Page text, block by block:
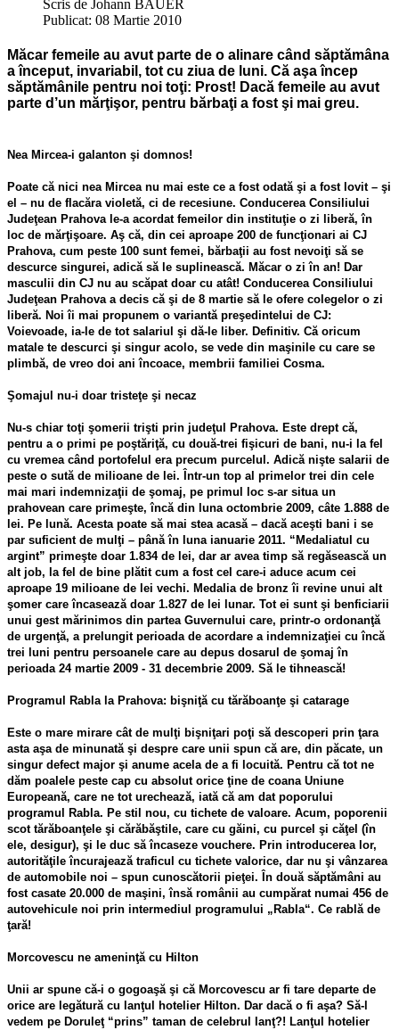
Scris de Johann BAUER
Publicat: 08 Martie 2010
Măcar femeile au avut parte de o alinare când săptămâna
a început, invariabil, tot cu ziua de luni. Că aşa încep
săptămânile pentru noi toţi: Prost! Dacă femeile au avut
parte d’un mărţişor, pentru bărbaţi a fost şi mai greu.
Nea Mircea-i galanton şi domnos!
Poate că nici nea Mircea nu mai este ce a fost odată şi a fost lovit – şi
el – nu de flacăra violetă, ci de recesiune. Conducerea Consiliului
Judeţean Prahova le-a acordat femeilor din instituţie o zi liberă, în
loc de mărţişoare. Aş că, din cei aproape 200 de funcţionari ai CJ
Prahova, cum peste 100 sunt femei, bărbaţii au fost nevoiţi să se
descurce singurei, adică să le suplinească. Măcar o zi în an! Dar
masculii din CJ nu au scăpat doar cu atât! Conducerea Consiliului
Judeţean Prahova a decis că şi de 8 martie să le ofere colegelor o zi
liberă. Noi îi mai propunem o variantă preşedintelui de CJ:
Voievoade, ia-le de tot salariul şi dă-le liber. Definitiv. Că oricum
matale te descurci şi singur acolo, se vede din maşinile cu care se
plimbă, de vreo doi ani încoace, membrii familiei Cosma.
Şomajul nu-i doar tristeţe şi necaz
Nu-s chiar toţi şomerii trişti prin judeţul Prahova. Este drept că,
pentru a o primi pe poştăriţă, cu două-trei fişicuri de bani, nu-i la fel
cu vremea când portofelul era precum purcelul. Adică nişte salarii de
peste o sută de milioane de lei. Într-un top al primelor trei din cele
mai mari indemnizaţii de şomaj, pe primul loc s-ar situa un
prahovean care primeşte, încă din luna octombrie 2009, câte 1.888 de
lei. Pe lună. Acesta poate să mai stea acasă – dacă aceşti bani i se
par suficient de mulţi – până în luna ianuarie 2011. “Medaliatul cu
argint” primeşte doar 1.834 de lei, dar ar avea timp să regăsească un
alt job, la fel de bine plătit cum a fost cel care-i aduce acum cei
aproape 19 milioane de lei vechi. Medalia de bronz îi revine unui alt
şomer care încasează doar 1.827 de lei lunar. Tot ei sunt şi benficiarii
unui gest mărinimos din partea Guvernului care, printr-o ordonanţă
de urgenţă, a prelungit perioada de acordare a indemnizaţiei cu încă
trei luni pentru persoanele care au depus dosarul de şomaj în
perioada 24 martie 2009 - 31 decembrie 2009. Să le tihnească!
Programul Rabla la Prahova: bişniţă cu tărăboanţe şi catarage
Este o mare mirare cât de mulţi bişniţari poţi să descoperi prin ţara
asta aşa de minunată şi despre care unii spun că are, din păcate, un
singur defect major şi anume acela de a fi locuită. Pentru că tot ne
dăm poalele peste cap cu absolut orice ţine de coana Uniune
Europeană, care ne tot urechează, iată că am dat poporului
programul Rabla. Pe stil nou, cu tichete de valoare. Acum, poporenii
scot tărăboanţele şi cărăbăştile, care cu găini, cu purcel şi căţel (în
ele, desigur), şi le duc să încaseze vouchere. Prin introducerea lor,
autorităţile încurajează traficul cu tichete valorice, dar nu şi vânzarea
de automobile noi – spun cunoscătorii pieţei. În două săptămâni au
fost casate 20.000 de maşini, însă românii au cumpărat numai 456 de
autovehicule noi prin intermediul programului „Rabla“. Ce rablă de
ţară!
Morcovescu ne ameninţă cu Hilton
Unii ar spune că-i o gogoaşă şi că Morcovescu ar fi tare departe de
orice are legătură cu lanţul hotelier Hilton. Dar dacă o fi aşa? Să-l
vedem pe Doruleţ “prins” taman de celebrul lanţ?! Lanţul hotelier